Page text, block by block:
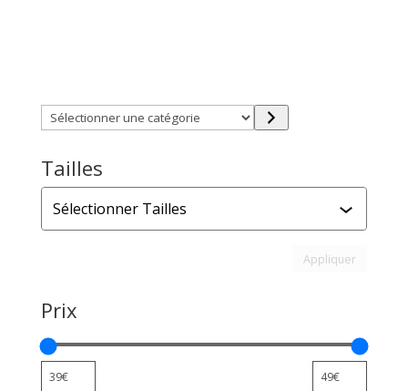
Sélectionner
une
Tailles
Appliquer
Prix